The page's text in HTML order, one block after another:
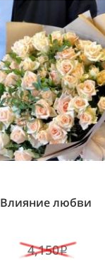
Влияние любви
4,150i